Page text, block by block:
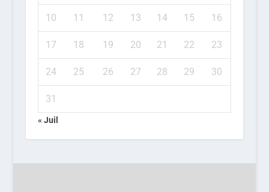
10 11 12 13 14 15 16
17 18 19 20 21 22 23
24 25 26 27 28 29 30
31
« Juil